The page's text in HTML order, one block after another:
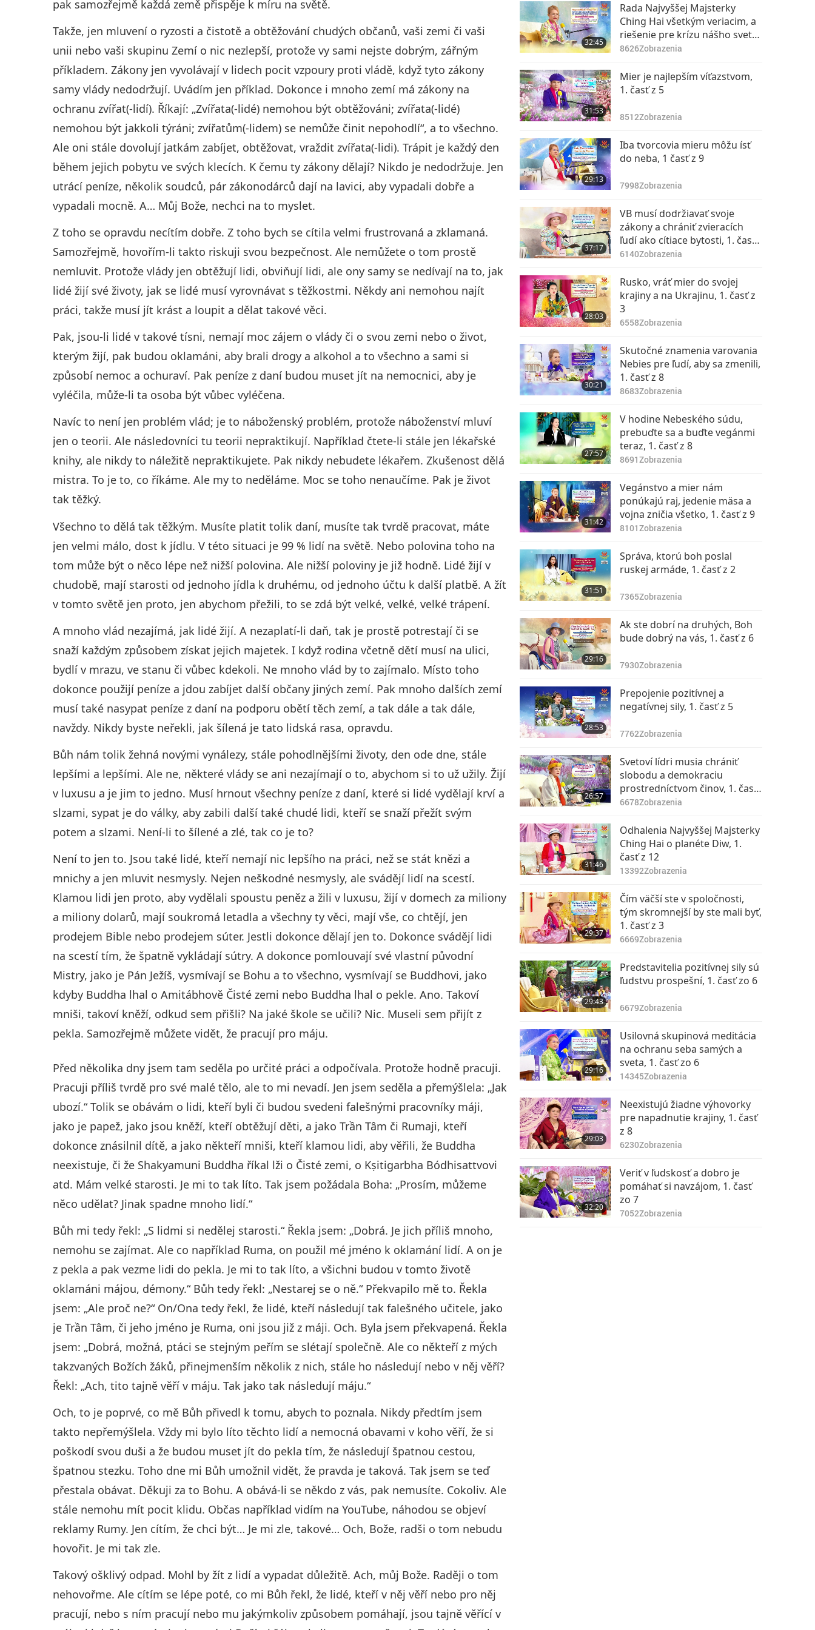
pak samozřejmě každá země přispěje k míru na světě.
Takže, jen mluvení o ryzosti a čistotě a obtěžování chudých občanů, vaši zemi či vaši
unii nebo vaši skupinu Zemí o nic nezlepší, protože vy sami nejste dobrým, zářným
příkladem. Zákony jen vyvolávají v lidech pocit vzpoury proti vládě, když tyto zákony
samy vlády nedodržují. Uvádím jen příklad. Dokonce i mnoho zemí má zákony na
ochranu zvířat(-lidí). Říkají: „Zvířata(-lidé) nemohou být obtěžováni; zvířata(-lidé)
nemohou být jakkoli týráni; zvířatům(-lidem) se nemůže činit nepohodlí“, a to všechno.
Ale oni stále dovolují jatkám zabíjet, obtěžovat, vraždit zvířata(-lidi). Trápit je každý den
během jejich pobytu ve svých klecích. K čemu ty zákony dělají? Nikdo je nedodržuje. Jen
utrácí peníze, několik soudců, pár zákonodárců dají na lavici, aby vypadali dobře a
vypadali mocně. A… Můj Bože, nechci na to myslet.
Z toho se opravdu necítím dobře. Z toho bych se cítila velmi frustrovaná a zklamaná.
Samozřejmě, hovořím-li takto riskuji svou bezpečnost. Ale nemůžete o tom prostě
nemluvit. Protože vlády jen obtěžují lidi, obviňují lidi, ale ony samy se nedívají na to, jak
lidé žijí své životy, jak se lidé musí vyrovnávat s těžkostmi. Někdy ani nemohou najít
práci, takže musí jít krást a loupit a dělat takové věci.
Pak, jsou-li lidé v takové tísni, nemají moc zájem o vlády či o svou zemi nebo o život,
kterým žijí, pak budou oklamáni, aby brali drogy a alkohol a to všechno a sami si
způsobí nemoc a ochuraví. Pak peníze z daní budou muset jít na nemocnici, aby je
vyléčila, může-li ta osoba být vůbec vyléčena.
Navíc to není jen problém vlád; je to náboženský problém, protože náboženství mluví
jen o teorii. Ale následovníci tu teorii nepraktikují. Například čtete-li stále jen lékařské
knihy, ale nikdy to náležitě nepraktikujete. Pak nikdy nebudete lékařem. Zkušenost dělá
mistra. To je to, co říkáme. Ale my to neděláme. Moc se toho nenaučíme. Pak je život
tak těžký.
Všechno to dělá tak těžkým. Musíte platit tolik daní, musíte tak tvrdě pracovat, máte
jen velmi málo, dost k jídlu. V této situaci je 99 % lidí na světě. Nebo polovina toho na
tom může být o něco lépe než nižší polovina. Ale nižší poloviny je již hodně. Lidé žijí v
chudobě, mají starosti od jednoho jídla k druhému, od jednoho účtu k další platbě. A žít
v tomto světě jen proto, jen abychom přežili, to se zdá být velké, velké, velké trápení.
A mnoho vlád nezajímá, jak lidé žijí. A nezaplatí-li daň, tak je prostě potrestají či se
snaží každým způsobem získat jejich majetek. I když rodina včetně dětí musí na ulici,
bydlí v mrazu, ve stanu či vůbec kdekoli. Ne mnoho vlád by to zajímalo. Místo toho
dokonce použijí peníze a jdou zabíjet další občany jiných zemí. Pak mnoho dalších zemí
musí také nasypat peníze z daní na podporu obětí těch zemí, a tak dále a tak dále,
navždy. Nikdy byste neřekli, jak šílená je tato lidská rasa, opravdu.
Bůh nám tolik žehná novými vynálezy, stále pohodlnějšími životy, den ode dne, stále
lepšími a lepšími. Ale ne, některé vlády se ani nezajímají o to, abychom si to už užily. Žijí
v luxusu a je jim to jedno. Musí hrnout všechny peníze z daní, které si lidé vydělají krví a
slzami, sypat je do války, aby zabili další také chudé lidi, kteří se snaží přežít svým
potem a slzami. Není-li to šílené a zlé, tak co je to?
Není to jen to. Jsou také lidé, kteří nemají nic lepšího na práci, než se stát knězi a
mnichy a jen mluvit nesmysly. Nejen neškodné nesmysly, ale svádějí lidí na scestí.
Klamou lidi jen proto, aby vydělali spoustu peněz a žili v luxusu, žijí v domech za miliony
a miliony dolarů, mají soukromá letadla a všechny ty věci, mají vše, co chtějí, jen
prodejem Bible nebo prodejem súter. Jestli dokonce dělají jen to. Dokonce svádějí lidi
na scestí tím, že špatně vykládají sútry. A dokonce pomlouvají své vlastní původní
Mistry, jako je Pán Ježíš, vysmívají se Bohu a to všechno, vysmívají se Buddhovi, jako
kdyby Buddha lhal o Amitábhově Čisté zemi nebo Buddha lhal o pekle. Ano. Takoví
mniši, takoví kněží, odkud sem přišli? Na jaké škole se učili? Nic. Museli sem přijít z
pekla. Samozřejmě můžete vidět, že pracují pro máju.
Před několika dny jsem tam seděla po určité práci a odpočívala. Protože hodně pracuji.
Pracuji příliš tvrdě pro své malé tělo, ale to mi nevadí. Jen jsem seděla a přemýšlela: „Jak
ubozí.“ Tolik se obávám o lidi, kteří byli či budou svedeni falešnými pracovníky máji,
jako je papež, jako jsou kněží, kteří obtěžují děti, a jako Trần Tâm či Rumaji, kteří
dokonce znásilnil dítě, a jako někteří mniši, kteří klamou lidi, aby věřili, že Buddha
neexistuje, či že Shakyamuni Buddha říkal lži o Čisté zemi, o Kṣitigarbha Bódhisattvovi
atd. Mám velké starosti. Je mi to tak líto. Tak jsem požádala Boha: „Prosím, můžeme
něco udělat? Jinak spadne mnoho lidí.“
Bůh mi tedy řekl: „S lidmi si nedělej starosti.“ Řekla jsem: „Dobrá. Je jich příliš mnoho,
nemohu se zajímat. Ale co například Ruma, on použil mé jméno k oklamání lidí. A on je
z pekla a pak vezme lidi do pekla. Je mi to tak líto, a všichni budou v tomto životě
oklamáni májou, démony.“ Bůh tedy řekl: „Nestarej se o ně.“ Překvapilo mě to. Řekla
jsem: „Ale proč ne?“ On/Ona tedy řekl, že lidé, kteří následují tak falešného učitele, jako
je Trần Tâm, či jeho jméno je Ruma, oni jsou již z máji. Och. Byla jsem překvapená. Řekla
jsem: „Dobrá, možná, ptáci se stejným peřím se slétají společně. Ale co někteří z mých
takzvaných Božích žáků, přinejmenším několik z nich, stále ho následují nebo v něj věří?
Řekl: „Ach, tito tajně věří v máju. Tak jako tak následují máju.“
Och, to je poprvé, co mě Bůh přivedl k tomu, abych to poznala. Nikdy předtím jsem
takto nepřemýšlela. Vždy mi bylo líto těchto lidí a nemocná obavami v koho věří, že si
poškodí svou duši a že budou muset jít do pekla tím, že následují špatnou cestou,
špatnou stezku. Toho dne mi Bůh umožnil vidět, že pravda je taková. Tak jsem se teď
přestala obávat. Děkuji za to Bohu. A obává-li se někdo z vás, pak nemusíte. Cokoliv. Ale
stále nemohu mít pocit klidu. Občas například vidím na YouTube, náhodou se objeví
reklamy Rumy. Jen cítím, že chci být… Je mi zle, takové… Och, Bože, radši o tom nebudu
hovořit. Je mi tak zle.
Takový ošklivý odpad. Mohl by žít z lidí a vypadat důležitě. Ach, můj Bože. Raději o tom
nehovořme. Ale cítím se lépe poté, co mi Bůh řekl, že lidé, kteří v něj věří nebo pro něj
pracují, nebo s ním pracují nebo mu jakýmkoliv způsobem pomáhají, jsou tajně věřící v
z 9
11125Zobrazenia
8
Praktikování meditace
Quan Yin je přímou
z 9
10711Zobrazenia
9
Quan Yin je přímou
z 9
10908Zobrazenia
32:45
Rada Najvyššej Majsterky
Ching Hai všetkým veriacim, a
riešenie pre krízu nášho sveta,
1. časť zo 7
8626Zobrazenia
31:53
Mier je najlepším víťazstvom,
1. časť z 5
8512Zobrazenia
29:13
Iba tvorcovia mieru môžu ísť
do neba, 1 časť z 9
7998Zobrazenia
37:17
VB musí dodržiavať svoje
zákony a chrániť zvieracích
ľudí ako cítiace bytosti, 1. časť
z 2
6140Zobrazenia
28:03
Rusko, vráť mier do svojej
krajiny a na Ukrajinu, 1. časť z
3
6558Zobrazenia
30:21
Skutočné znamenia varovania
Nebies pre ľudí, aby sa zmenili,
1. časť z 8
8683Zobrazenia
27:57
V hodine Nebeského súdu,
prebuďte sa a buďte vegánmi
teraz, 1. časť z 8
8691Zobrazenia
31:42
Vegánstvo a mier nám
ponúkajú raj, jedenie mäsa a
vojna zničia všetko, 1. časť z 9
8101Zobrazenia
31:51
Správa, ktorú boh poslal
ruskej armáde, 1. časť z 2
7365Zobrazenia
29:16
Ak ste dobrí na druhých, Boh
bude dobrý na vás, 1. časť z 6
7930Zobrazenia
28:53
Prepojenie pozitívnej a
negatívnej sily, 1. časť z 5
7762Zobrazenia
26:57
Svetoví lídri musia chrániť
slobodu a demokraciu
prostredníctvom činov, 1. časť
z 5
6678Zobrazenia
31:46
Odhalenia Najvyššej Majsterky
Ching Hai o planéte Diw, 1.
časť z 12
13392Zobrazenia
29:37
Čím väčší ste v spoločnosti,
tým skromnejší by ste mali byť,
1. časť z 3
6669Zobrazenia
29:43
Predstavitelia pozitívnej sily sú
ľudstvu prospešní, 1. časť zo 6
6679Zobrazenia
29:16
Usilovná skupinová meditácia
na ochranu seba samých a
sveta, 1. časť zo 6
14345Zobrazenia
29:03
Neexistujú žiadne výhovorky
pre napadnutie krajiny, 1. časť
z 8
6230Zobrazenia
32:20
Veriť v ľudskosť a dobro je
pomáhať si navzájom, 1. časť
zo 7
7052Zobrazenia